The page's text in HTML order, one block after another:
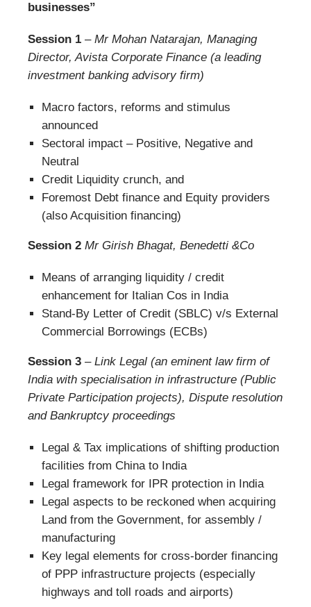
businesses”
Session 1 – Mr Mohan Natarajan, Managing
Director, Avista Corporate Finance (a leading
investment banking advisory firm)
Macro factors, reforms and stimulus
announced
Sectoral impact – Positive, Negative and
Neutral
Credit Liquidity crunch, and
Foremost Debt finance and Equity providers
(also Acquisition financing)
Session 2 Mr Girish Bhagat, Benedetti &Co
Means of arranging liquidity / credit
enhancement for Italian Cos in India
Stand-By Letter of Credit (SBLC) v/s External
Commercial Borrowings (ECBs)
Session 3 – Link Legal (an eminent law firm of
India with specialisation in infrastructure (Public
Private Participation projects), Dispute resolution
and Bankruptcy proceedings
Legal & Tax implications of shifting production
facilities from China to India
Legal framework for IPR protection in India
Legal aspects to be reckoned when acquiring
Land from the Government, for assembly /
manufacturing
Key legal elements for cross-border financing
of PPP infrastructure projects (especially
highways and toll roads and airports)